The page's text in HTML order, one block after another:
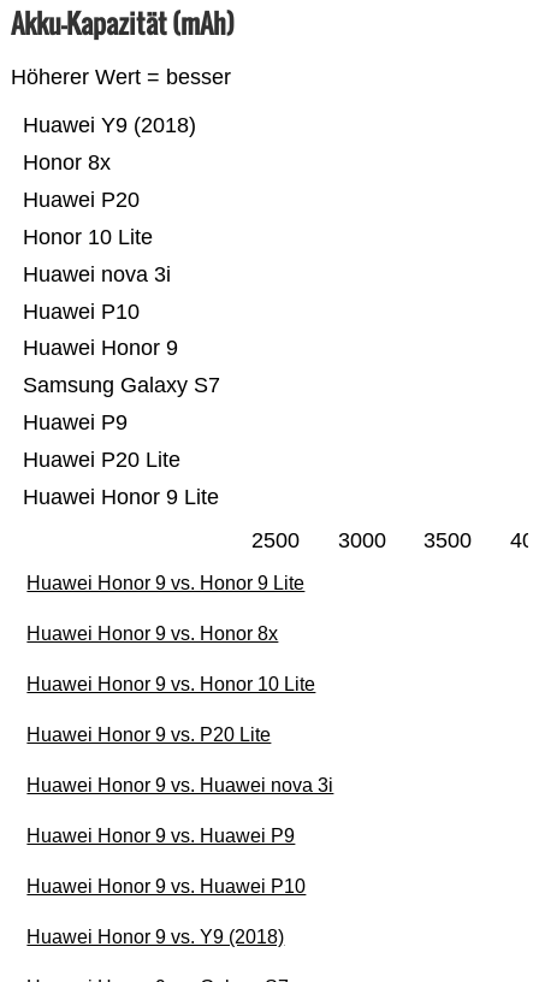
Akku-Kapazität (mAh)
Höherer Wert = besser
Huawei Honor 9 Lite
Huawei P20 Lite
Huawei P9
Samsung Galaxy S7
Huawei Honor 9
Huawei P10
Huawei nova 3i
Honor 10 Lite
Huawei P20
Honor 8x
Huawei Y9 (2018)
2500 3000 3500
Huawei Honor 9 vs. Honor 9 Lite
Huawei Honor 9 vs. Honor 8x
Huawei Honor 9 vs. Honor 10 Lite
Huawei Honor 9 vs. P20 Lite
Huawei Honor 9 vs. Huawei nova 3i
Huawei Honor 9 vs. Huawei P9
Huawei Honor 9 vs. Huawei P10
Huawei Honor 9 vs. Y9 (2018)